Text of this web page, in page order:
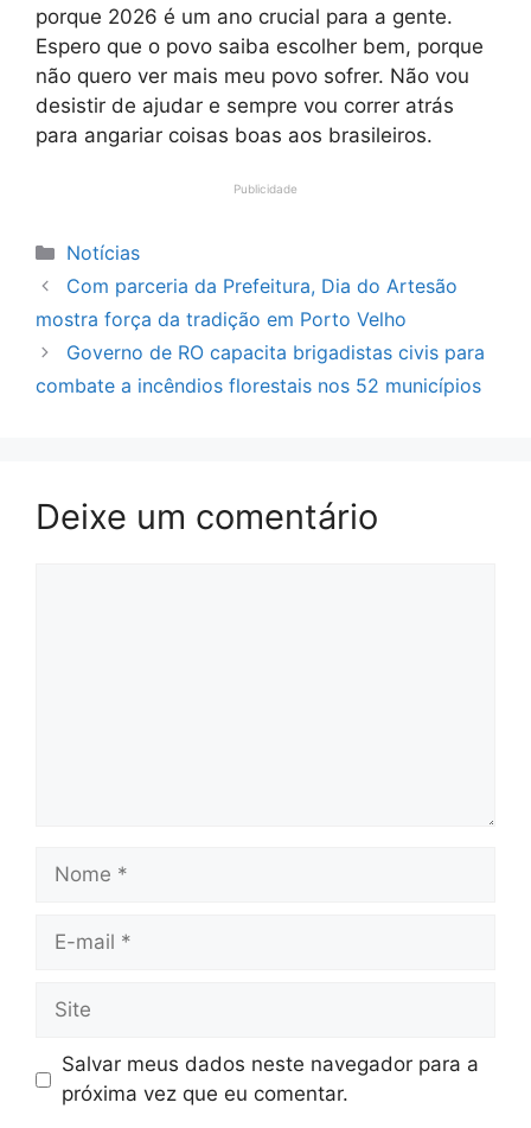
porque 2026 é um ano crucial para a gente.
Espero que o povo saiba escolher bem, porque
não quero ver mais meu povo sofrer. Não vou
desistir de ajudar e sempre vou correr atrás
para angariar coisas boas aos brasileiros.
Publicidade
Categorias
Notícias
Com parceria da Prefeitura, Dia do Artesão
mostra força da tradição em Porto Velho
Governo de RO capacita brigadistas civis para
combate a incêndios florestais nos 52 municípios
Deixe um comentário
Nome
Site
Salvar meus dados neste navegador para a
próxima vez que eu comentar.